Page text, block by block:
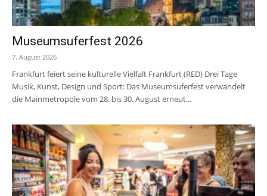
Museumsuferfest 2026
7. August 2026
Frankfurt feiert seine kulturelle Vielfalt Frankfurt (RED) Drei Tage
Musik, Kunst, Design und Sport: Das Museumsuferfest verwandelt
die Mainmetropole vom 28. bis 30. August erneut...